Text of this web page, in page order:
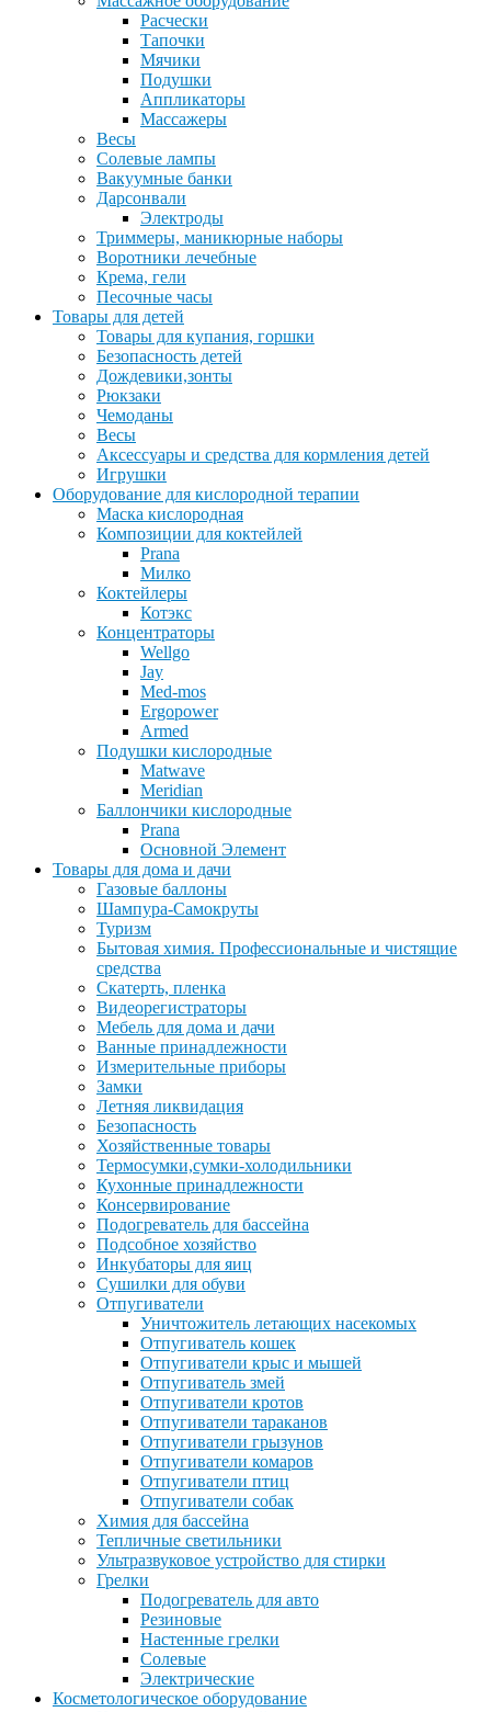
Расчески
Тапочки
Мячики
Подушки
Аппликаторы
Массажеры
Весы
Солевые лампы
Вакуумные банки
Дарсонвали
Электроды
Триммеры, маникюрные наборы
Воротники лечебные
Крема, гели
Песочные часы
Товары для детей
Товары для купания, горшки
Безопасность детей
Дождевики,зонты
Рюкзаки
Чемоданы
Весы
Аксессуары и средства для кормления детей
Игрушки
Оборудование для кислородной терапии
Маска кислородная
Композиции для коктейлей
Prana
Милко
Коктейлеры
Котэкс
Концентраторы
Wellgo
Jay
Med-mos
Ergopower
Armed
Подушки кислородные
Matwave
Meridian
Баллончики кислородные
Prana
Основной Элемент
Товары для дома и дачи
Газовые баллоны
Шампура-Самокруты
Туризм
Бытовая химия. Профессиональные и чистящие
средства
Скатерть, пленка
Видеорегистраторы
Мебель для дома и дачи
Ванные принадлежности
Измерительные приборы
Замки
Летняя ликвидация
Безопасность
Хозяйственные товары
Термосумки,сумки-холодильники
Кухонные принадлежности
Консервирование
Подогреватель для бассейна
Подсобное хозяйство
Инкубаторы для яиц
Сушилки для обуви
Отпугиватели
Уничтожитель летающих насекомых
Отпугиватель кошек
Отпугиватели крыс и мышей
Отпугиватель змей
Отпугиватели кротов
Отпугиватели тараканов
Отпугиватели грызунов
Отпугиватели комаров
Отпугиватели птиц
Отпугиватели собак
Химия для бассейна
Тепличные светильники
Ультразвуковое устройство для стирки
Грелки
Подогреватель для авто
Резиновые
Настенные грелки
Солевые
Электрические
Косметологическое оборудование